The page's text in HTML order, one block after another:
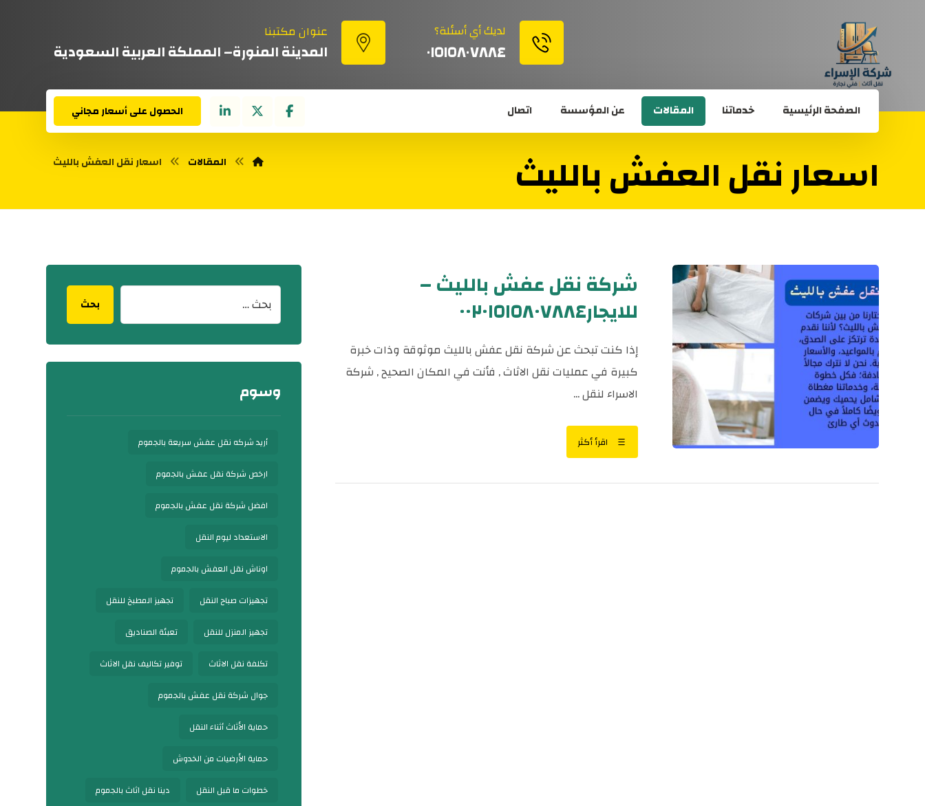
عنوان مكتبنا
المدينة المنورة– المملكة العربية السعودية
لديك أي أسئلة؟
٠١٥١٥٨٠٧٨٨٤
الصفحة الرئيسية خدماتنا المقالات عن المؤسسة اتصال الحصول على أسعار مجاني
اسعار نقل العفش بالليث المقالات اسعار نقل العفش بالليث
شركة نقل عفش بالليث –
للايجار٠٠٢٠١٥١٥٨٠٧٨٨٤
إذا كنت تبحث عن شركة نقل عفش بالليث موثوقة وذات خبرة
كبيرة في عمليات نقل الاثاث , فأنت في المكان الصحيح , شركة
الاسراء لنقل ...
اقرأ أكثر
بحث
وسوم
أريد شركه نقل عفش سريعة بالجموم
ارخص شركة نقل عفش بالجموم
افضل شركة نقل عفش بالجموم
الاستعداد ليوم النقل
اوناش نقل العفش بالجموم
تجهيزات صباح النقل تجهيز المطبخ للنقل
تجهيز المنزل للنقل تعبئة الصناديق
تكلفة نقل الاثاث توفير تكاليف نقل الاثاث
جوال شركة نقل عفش بالجموم
حماية الأثاث أثناء النقل
حماية الأرضيات من الخدوش
خطوات ما قبل النقل دينا نقل اثاث بالجموم